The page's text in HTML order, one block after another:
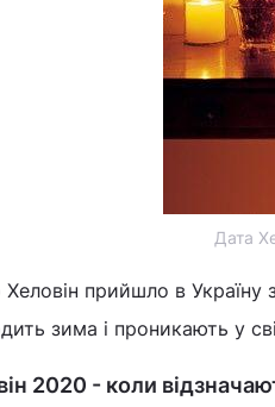
Дата
Хеловін прийшло в
зима і проникають у
2020 - коли